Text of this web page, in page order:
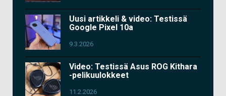
Uusi artikkeli & video: Testissä
Google Pixel 10a
9.3.2026
Video: Testissä Asus ROG Kithara
-pelikuulokkeet
11.2.2026